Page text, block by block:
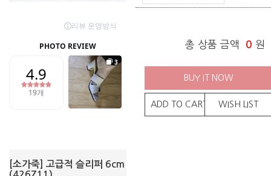
[소가죽] 고급적 슬리퍼 6cm
총 상품 금액 0 원
BUY IT NOW
ADD TO CART WISH LIST